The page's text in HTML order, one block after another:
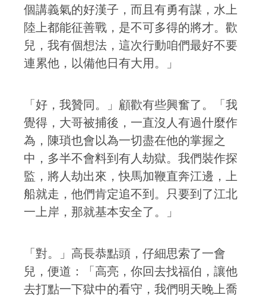
個講義氣的好漢子，而且有勇有謀，水上
陸上都能征善戰，是不可多得的將才。歡
兒，我有個想法，這次行動咱們最好不要
連累他，以備他日有大用。」
「好，我贊同。」顧歡有些興奮了。「我
覺得，大哥被捕後，一直沒人有過什麼作
為，陳瑣也會以為一切盡在他的掌握之
中，多半不會料到有人劫獄。我們裝作探
監，將人劫出來，快馬加鞭直奔江邊，上
船就走，他們肯定追不到。只要到了江北
一上岸，那就基本安全了。」
「對。」高長恭點頭，仔細思索了一會
兒，便道：「高亮，你回去找福伯，讓他
去打點一下獄中的看守，我們明天晚上喬